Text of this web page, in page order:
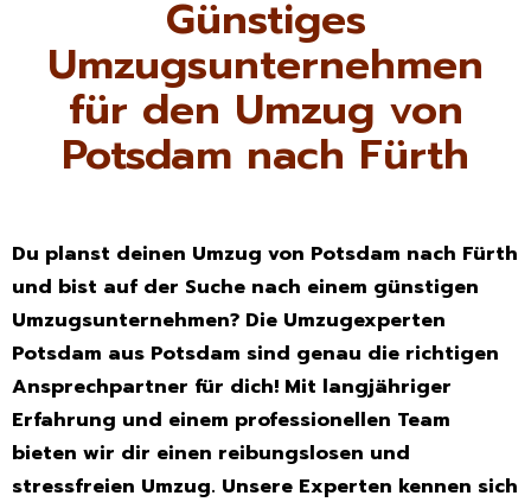
Günstiges
Umzugsunternehmen
für den Umzug von
Potsdam nach Fürth
Du planst deinen Umzug von Potsdam nach Fürth
und bist auf der Suche nach einem günstigen
Umzugsunternehmen? Die Umzugexperten
Potsdam aus Potsdam sind genau die richtigen
Ansprechpartner für dich! Mit langjähriger
Erfahrung und einem professionellen Team
bieten wir dir einen reibungslosen und
stressfreien Umzug. Unsere Experten kennen sich